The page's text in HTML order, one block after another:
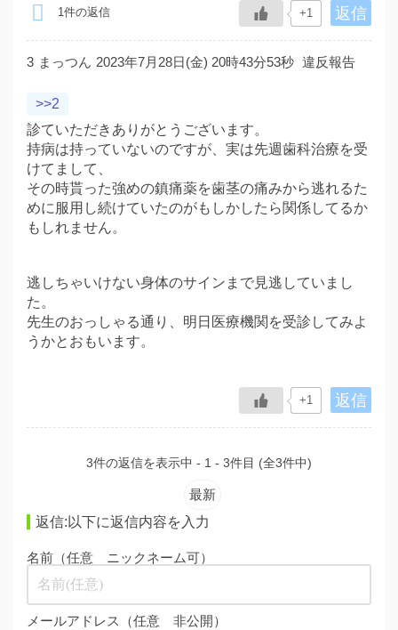
返信
+1
1件の返信
3 まっつん 2023年7月28日(金) 20時43分53秒 違反報告
>>2
診ていただきありがとうございます。
持病は持っていないのですが、実は先週歯科治療を受
けてまして、
その時貰った強めの鎮痛薬を歯茎の痛みから逃れるた
めに服用し続けていたのがもしかしたら関係してるか
もしれません。
逃しちゃいけない身体のサインまで見逃していまし
た。
先生のおっしゃる通り、明日医療機関を受診してみよ
うかとおもいます。
返信
+1
3件の返信を表示中 - 1 - 3件目 (全3件中)
最新
返信:以下に返信内容を入力
名前（任意 ニックネーム可）
メールアドレス（任意 非公開）